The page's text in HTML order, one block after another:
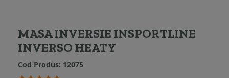
MASA INVERSIE INSPORTLINE
INVERSO HEATY
Cod Produs: 12075